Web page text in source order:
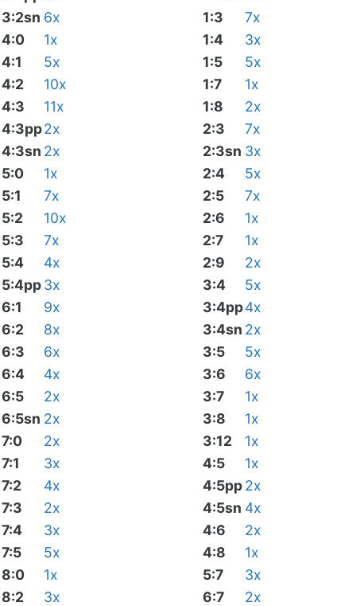
3:2sn 6x
4:0
1x
4:1
5x
4:2
10x
4:3
11x
4:3pp2x
4:3sn 2x
5:0
1x
5:1
7x
5:2
10x
5:3
7x
5:4
4x
5:4pp3x
6:1
9x
6:2
8x
6:3
6x
6:4
4x
6:5
2x
6:5sn 2x
7:0
2x
7:1
3x
7:2
4x
7:3
2x
7:4
3x
7:5
5x
8:0
1x
8:2
3x
1:3
7x
1:4
3x
1:5
5x
1:7
1x
1:8
2x
2:3
7x
2:3sn 3x
2:4
5x
2:5
7x
2:6
1x
2:7
1x
2:9
2x
3:4
5x
3:4pp4x
3:4sn 2x
3:5
5x
3:6
6x
3:7
1x
3:8
1x
3:12
1x
4:5
1x
4:5pp2x
4:5sn 4x
4:6
2x
4:8
1x
5:7
3x
6:7
2x